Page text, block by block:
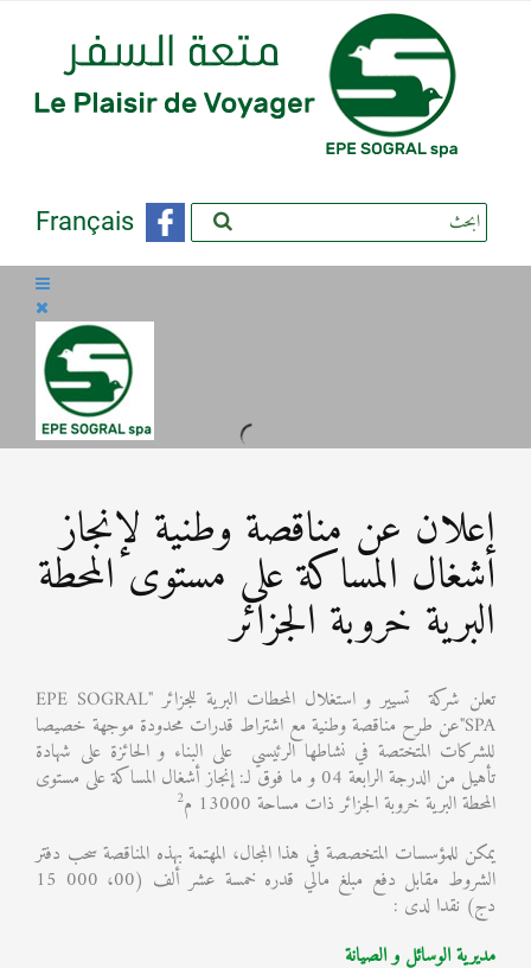
Français
اعلان عن مناقصة وطنية لإنجاز
أشغال المساكة على مستوى المحطة
البرية خروبة الجزائر
تعلن شركة تسيير و استغلال المحطات البرية للجزائر "EPE SOGRAL
SPA"عن طرح مناقصة وطنية مع اشتراط قدرات محدودة موجهة خصيصا
للشركات المتختصة في نشاطها الرئيسي على البناء و الحائزة على شهادة
تأهيل من الدرجة الرابعة 04 و ما فوق لـ: إنجاز أشغال المساكة على مستوى
المحطة البرية خروبة الجزائر ذات مساحة 13000 م 2
يمكن للمؤسسات المتخصصة في هذا المجال، المهتمة بهذه المناقصة سحب دفتر
الشروط مقابل دفع مبلغ مالي قدره خمسة عشر ألف (00، 000 15
دج) نقدا لدى :
مديرية الوسائل و الصيانة